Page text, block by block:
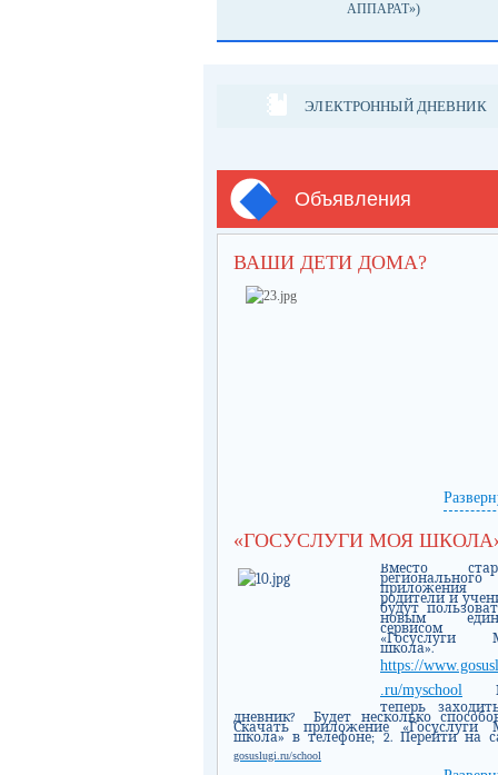
АППАРАТ»)
ЭЛЕКТРОННЫЙ ДНЕВНИК
Объявления
ВАШИ ДЕТИ ДОМА?
«ГОСУСЛУГИ МОЯ
Вместо
регионального
приложения
родители и
будут
новым
сервисом
«Госуслуги
школа».
https://
.ru/myschool
теперь
дневник? Будет несколько
Скачать приложение «Госуслуги
школа» в телефоне; 2. Перейти на
gosuslugi.ru/school